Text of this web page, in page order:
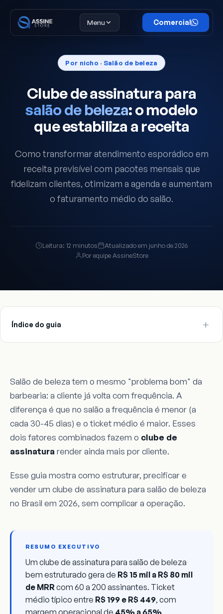
Menu Comercial
Por nicho · Salão de beleza
Clube de assinatura para
salão de beleza: o modelo
que estabiliza a receita
Como transformar atendimento esporádico em
receita previsível com pacotes mensais que
fidelizam clientes, otimizam a agenda e aumentam
o faturamento médio do salão.
Leitura: 12 minutos
Atualizado em junho de 2026
Por equipe AssineStore
Índice do guia
Salão de beleza tem o mesmo "problema bom" da
barbearia: a cliente já volta com frequência. A
diferença é que no salão a frequência é menor (a
cada 30-45 dias) e o ticket médio é maior. Esses
dois fatores combinados fazem o clube de
assinatura render ainda mais por cliente.
Esse guia mostra como estruturar, precificar e
vender um clube de assinatura para salão de beleza
no Brasil em 2026, sem complicar a operação.
RESUMO EXECUTIVO
Um clube de assinatura para salão de beleza
bem estruturado gera de R$ 15 mil a R$ 80 mil
de MRRcom 60 a 200 assinantes. Ticket
médio típico entre R$ 199 e R$ 449, com
margem operacional de 45% a 65%.